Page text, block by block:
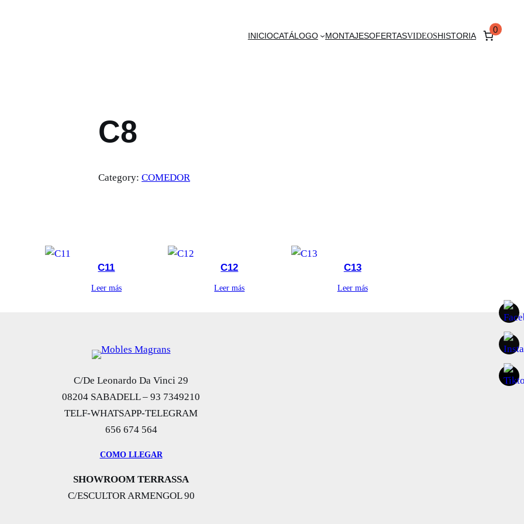
INICIOCATÁLOGO MONTAJESOFERTASVIDEOSHISTORIA
0
C8
Category: COMEDOR
C11
Leer más
C12
Leer más
C13
Leer más
C/De Leonardo Da Vinci 29
08204 SABADELL – 93 7349210
TELF-WHATSAPP-TELEGRAM
656 674 564
COMO LLEGAR
SHOWROOM TERRASSA
C/ESCULTOR ARMENGOL 90